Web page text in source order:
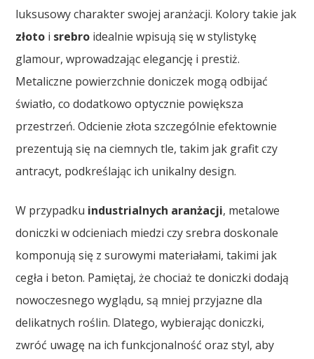
luksusowy charakter swojej aranżacji. Kolory takie jak
złoto i srebro idealnie wpisują się w stylistykę
glamour, wprowadzając elegancję i prestiż.
Metaliczne powierzchnie doniczek mogą odbijać
światło, co dodatkowo optycznie powiększa
przestrzeń. Odcienie złota szczególnie efektownie
prezentują się na ciemnych tle, takim jak grafit czy
antracyt, podkreślając ich unikalny design.
W przypadku industrialnych aranżacji, metalowe
doniczki w odcieniach miedzi czy srebra doskonale
komponują się z surowymi materiałami, takimi jak
cegła i beton. Pamiętaj, że chociaż te doniczki dodają
nowoczesnego wyglądu, są mniej przyjazne dla
delikatnych roślin. Dlatego, wybierając doniczki,
zwróć uwagę na ich funkcjonalność oraz styl, aby